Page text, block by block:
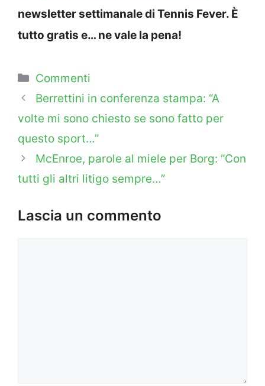
newsletter settimanale di Tennis Fever. È
tutto gratis e… ne vale la pena!
Categorie
Commenti
Berrettini in conferenza stampa: “A
volte mi sono chiesto se sono fatto per
questo sport…”
McEnroe, parole al miele per Borg: “Con
tutti gli altri litigo sempre…”
Lascia un commento